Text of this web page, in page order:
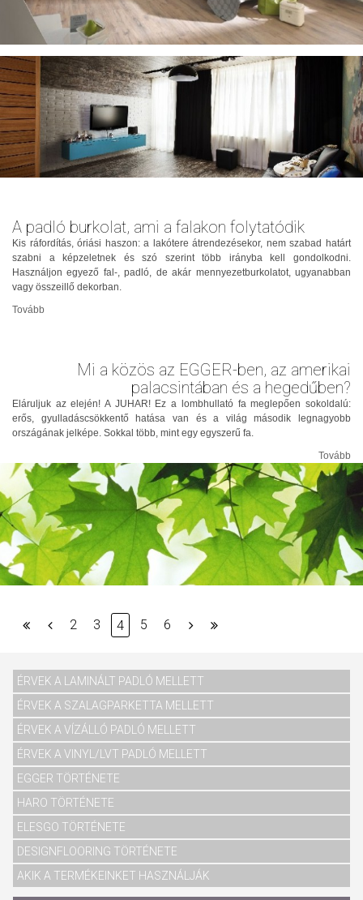
A padló burkolat, ami a falakon folytatódik
Kis ráfordítás, óriási haszon: a lakótere átrendezésekor, nem szabad határt
szabni a képzeletnek és szó szerint több irányba kell gondolkodni.
Használjon egyező fal-, padló, de akár mennyezetburkolatot, ugyanabban
vagy összeillő dekorban.
Tovább
Mi a közös az EGGER-ben, az amerikai
palacsintában és a hegedűben?
Eláruljuk az elején! A JUHAR! Ez a lombhullató fa meglepően sokoldalú:
erős, gyulladáscsökkentő hatása van és a világ második legnagyobb
országának jelképe. Sokkal több, mint egy egyszerű fa.
Tovább
2 3 4 5 6
ÉRVEK A LAMINÁLT PADLÓ MELLETT
ÉRVEK A SZALAGPARKETTA MELLETT
ÉRVEK A VÍZÁLLÓ PADLÓ MELLETT
ÉRVEK A VINYL/LVT PADLÓ MELLETT
EGGER TÖRTÉNETE
HARO TÖRTÉNETE
ELESGO TÖRTÉNETE
DESIGNFLOORING TÖRTÉNETE
AKIK A TERMÉKEINKET HASZNÁLJÁK